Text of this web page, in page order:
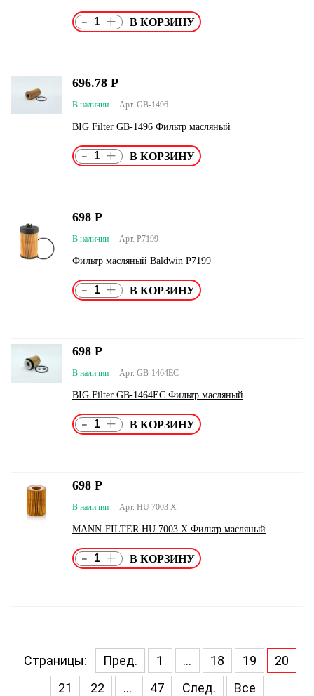
- +
Арт. GB-1496
В наличии
BIG Filter GB-1496 Фильтр масляный
696.78 Р
- +
Арт. P7199
В наличии
Фильтр масляный Baldwin P7199
698 Р
- +
Арт. GB-1464EC
В наличии
BIG Filter GB-1464EC Фильтр масляный
698 Р
- +
Арт. HU 7003 X
В наличии
MANN-FILTER HU 7003 X Фильтр масляный
698 Р
- +
Страницы: Пред. 1 ... 18 19
20
21
22 ... 47 След. Все